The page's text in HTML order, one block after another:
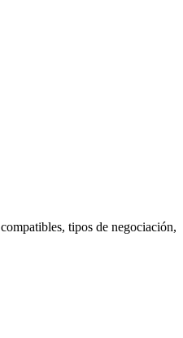
tipos de negociación,